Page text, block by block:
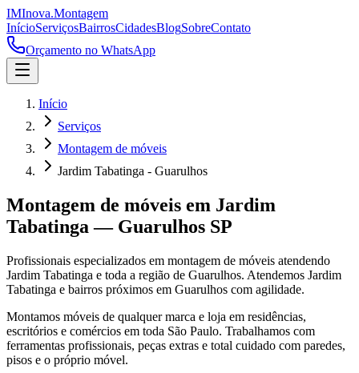
IMInova.Montagem
InícioServiçosBairrosCidadesBlogSobreContato
Orçamento no WhatsApp
Início
Serviços
Montagem de móveis
Jardim Tabatinga - Guarulhos
Montagem de móveis em Jardim
Tabatinga — Guarulhos SP
Profissionais especializados em montagem de móveis atendendo
Jardim Tabatinga e toda a região de Guarulhos. Atendemos Jardim
Tabatinga e bairros próximos em Guarulhos com agilidade.
Montamos móveis de qualquer marca e loja em residências,
escritórios e comércios em toda São Paulo. Trabalhamos com
ferramentas profissionais, peças extras e total cuidado com paredes,
pisos e o próprio móvel.